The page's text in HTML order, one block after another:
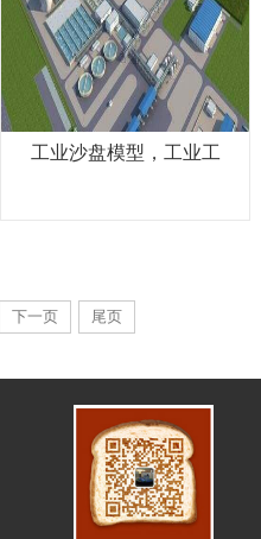
工业沙盘模型，工业工
下一页 尾页